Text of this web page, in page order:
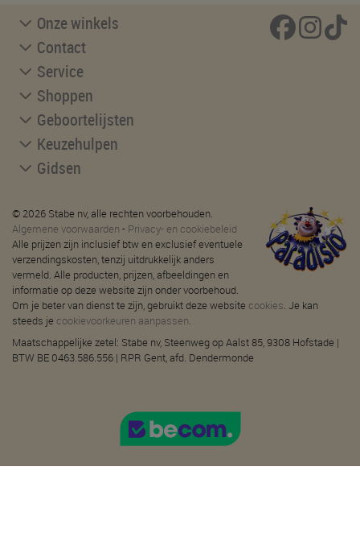
Onze winkels
Contact
Service
Shoppen
Geboortelijsten
Keuzehulpen
Gidsen
© 2026 Stabe nv, alle rechten voorbehouden.
Algemene voorwaarden - Privacy- en cookiebeleid
Alle prijzen zijn inclusief btw en exclusief eventuele
verzendingskosten, tenzij uitdrukkelijk anders
vermeld. Alle producten, prijzen, afbeeldingen en
informatie op deze website zijn onder voorbehoud.
Om je beter van dienst te zijn, gebruikt deze website cookies. Je kan
steeds je cookievoorkeuren aanpassen.
Maatschappelijke zetel: Stabe nv, Steenweg op Aalst 85, 9308 Hofstade |
BTW BE 0463.586.556 | RPR Gent, afd. Dendermonde